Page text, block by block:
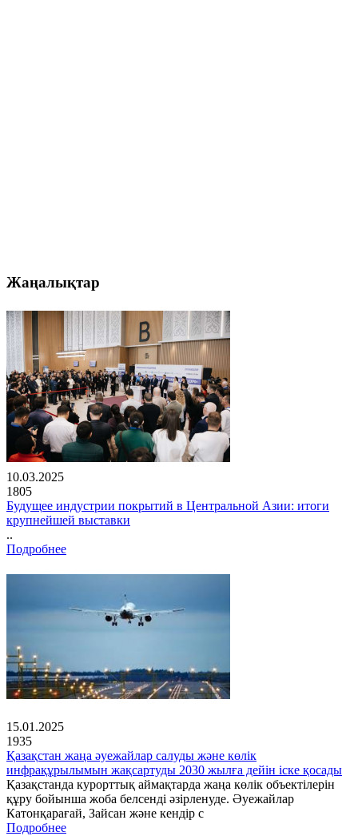
Жаңалықтар
10.03.2025
1805
Будущее индустрии покрытий в Центральной Азии: итоги
крупнейшей выставки
..
Подробнее
15.01.2025
1935
Қазақстан жаңа әуежайлар салуды және көлік
инфрақұрылымын жақсартуды 2030 жылға дейін іске қосады
Қазақстанда курорттық аймақтарда жаңа көлік объектілерін
құру бойынша жоба белсенді әзірленуде. Әуежайлар
Катонқарағай, Зайсан және кендір с
Подробнее